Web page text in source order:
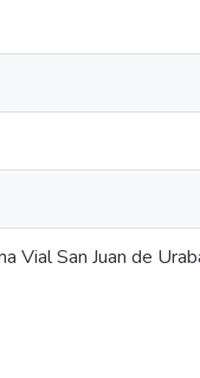
Vial San Juan de